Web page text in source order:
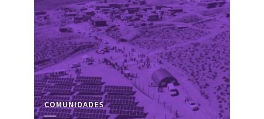
COMUNIDADES